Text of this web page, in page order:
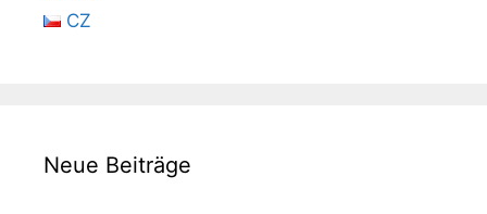
CZ
Neue Beiträge